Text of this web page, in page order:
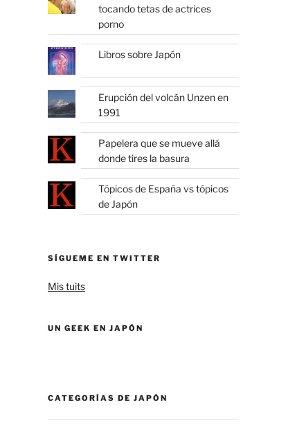
tocando tetas de actrices
porno
Libros sobre Japón
Erupción del volcán Unzen en
1991
Papelera que se mueve allá
donde tires la basura
Tópicos de España vs tópicos
de Japón
SÍGUEME EN TWITTER
Mis tuits
UN GEEK EN JAPÓN
CATEGORÍAS DE JAPÓN